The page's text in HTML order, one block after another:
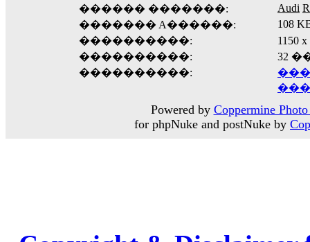
������ �������:
Audi
������� A������:
108
����������:
����������:
32
����������:
Powered by Coppermine
for phpNuke and postNuke by